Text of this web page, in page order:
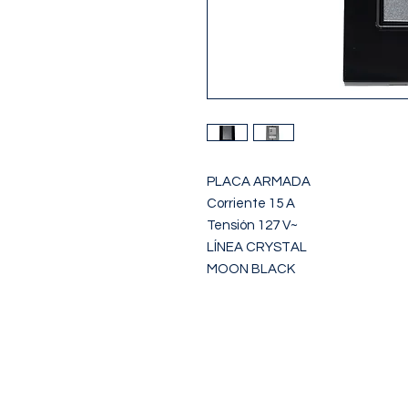
PLACA ARMADA
Corriente 15 A
Tensión 127 V~
LÍNEA CRYSTAL
MOON BLACK